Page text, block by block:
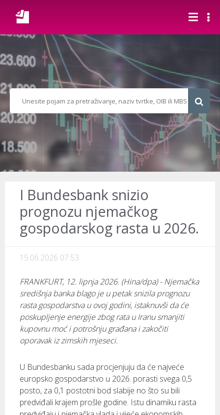
I Bundesbank snizio
prognozu njemačkog
gospodarskog rasta u 2026.
15.06.2026 07:53
FRANKFURT, 12. lipnja 2026. (Hina/dpa) - Njemačka
središnja banka blago je u petak snizila prognozu
rasta gospodarstva u ovoj godini, istaknuvši da će
poskupljenje energije zbog rata u Iranu smanjiti
kupovnu moć i potrošnju građana i zakočiti
oporavak iz zimskih mjeseci.
U Bundesbanku sada procjenjuju da će najveće
europsko gospodarstvo u 2026. porasti svega 0,5
posto, za 0,1 postotni bod slabije no što su bili
predviđali krajem prošle godine. Istu dinamiku rasta